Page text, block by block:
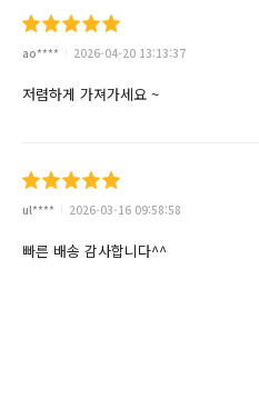
ao**** 2026-04-20 13:13:37
저렴하게 가져가세요 ~
ul**** 2026-03-16 09:58:58
빠른 배송 감사합니다^^